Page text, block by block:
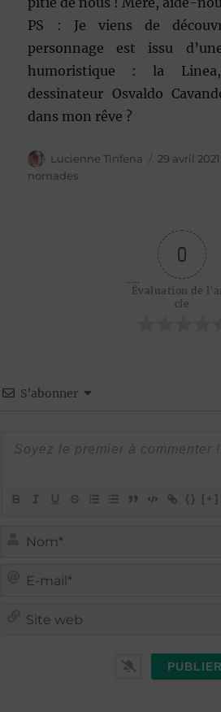
PS : Je viens de
personnage est issu
humoristique : la
dessinateur Osvaldo
dans mon rêve ?
Auteur
Lucienne Tinfena
Publié
29 avril 2021
nomades
0
Évaluation de
cle
S’abonner
{} [+]